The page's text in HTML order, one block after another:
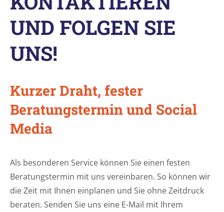
UND FOLGEN SIE
UNS!
Kurzer Draht, fester
Beratungstermin und Social
Media
Als besonderen Service können Sie einen festen
Beratungstermin mit uns vereinbaren. So können wir
die Zeit mit Ihnen einplanen und Sie ohne Zeitdruck
beraten. Senden Sie uns eine E-Mail mit Ihrem